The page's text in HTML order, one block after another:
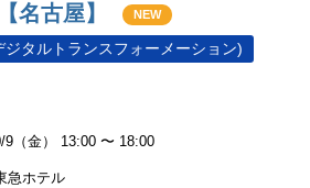
名古屋】 NEW
ジタルトランスフォーメーション)
9（金） 13:00 〜 18:00
急ホテル